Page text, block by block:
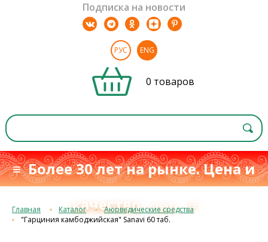
Подписка на новости
РУС ENG
0 товаров
≡ Более 30 лет на рынке. Цена и
качествос 1993 г.≡
Главная Каталог
Аюрведические средства
"Гарциния камбоджийская" Sanavi 60 таб.